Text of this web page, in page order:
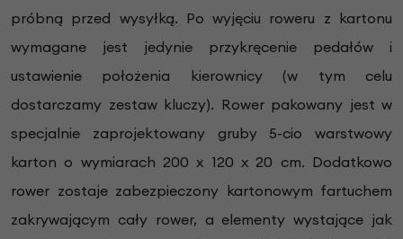
próbną przed wysyłką. Po wyjęciu roweru z kartonu
wymagane jest jedynie przykręcenie pedałów i
ustawienie położenia kierownicy (w tym celu
dostarczamy zestaw kluczy). Rower pakowany jest w
specjalnie zaprojektowany gruby 5-cio warstwowy
karton o wymiarach 200 x 120 x 20 cm. Dodatkowo
rower zostaje zabezpieczony kartonowym fartuchem
zakrywającym cały rower, a elementy wystające jak